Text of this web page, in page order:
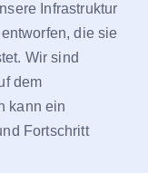
Infrastruktur
die sie
Wir sind
dem
kann ein
Fortschritt